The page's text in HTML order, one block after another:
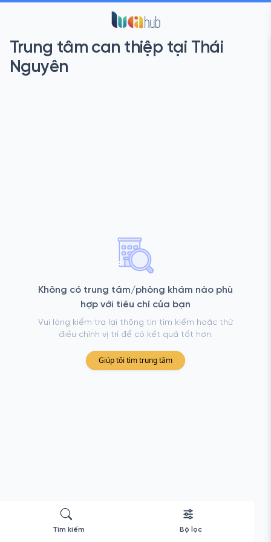
Trung tâm can thiệp tại Thái
Nguyên
Không có trung tâm/phòng khám nào phù
hợp với tiêu chí của bạn
Vui lòng kiểm tra lại thông tin tìm kiếm hoặc thử
điều chỉnh vị trí để có kết quả tốt hơn.
Giúp tôi tìm trung tâm
Tìm kiếm Bộ lọc